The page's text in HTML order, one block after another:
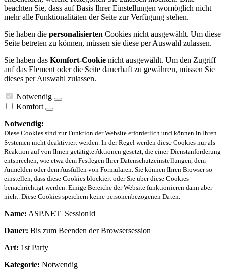
beachten Sie, dass auf Basis Ihrer Einstellungen womöglich nicht
mehr alle Funktionalitäten der Seite zur Verfügung stehen.
Sie haben die personalisierten Cookies nicht ausgewählt. Um diese
Seite betreten zu können, müssen sie diese per Auswahl zulassen.
Sie haben das Komfort-Cookie nicht ausgewählt. Um den Zugriff
auf das Element oder die Seite dauerhaft zu gewähren, müssen Sie
dieses per Auswahl zulassen.
Notwendig
Komfort
Notwendig:
Diese Cookies sind zur Funktion der Website erforderlich und können in Ihren
Systemen nicht deaktiviert werden. In der Regel werden diese Cookies nur als
Reaktion auf von Ihnen getätigte Aktionen gesetzt, die einer Dienstanforderung
entsprechen, wie etwa dem Festlegen Ihrer Datenschutzeinstellungen, dem
Anmelden oder dem Ausfüllen von Formularen. Sie können Ihren Browser so
einstellen, dass diese Cookies blockiert oder Sie über diese Cookies
benachrichtigt werden. Einige Bereiche der Website funktionieren dann aber
nicht. Diese Cookies speichern keine personenbezogenen Daten.
Name: ASP.NET_SessionId
Dauer: Bis zum Beenden der Browsersession
Art: 1st Party
Kategorie: Notwendig